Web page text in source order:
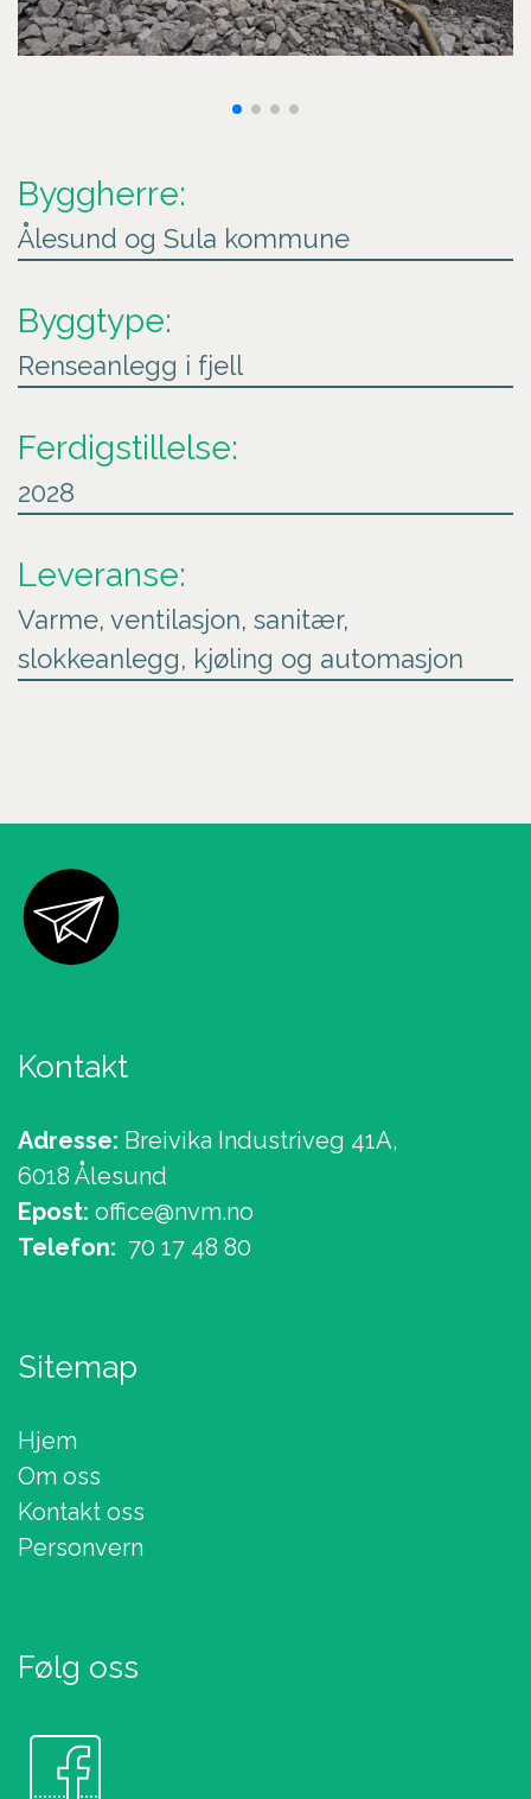
Byggherre:
Ålesund og Sula kommune
Byggtype:
Renseanlegg i fjell
Ferdigstillelse:
2028
Leveranse:
Varme, ventilasjon, sanitær,
slokkeanlegg, kjøling og automasjon
Kontakt
Adresse: Breivika Industriveg 41A,
6018 Ålesund
Epost: office@nvm.no
Telefon: 70 17 48 80
Sitemap
Hjem
Om oss
Kontakt oss
Personvern
Følg oss